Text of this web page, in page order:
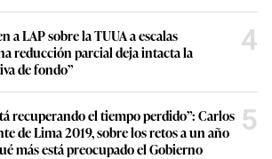
a LAP sobre la TUUA a escalas
reducción parcial deja intacta la
de fondo”
4
recuperando el tiempo perdido”: Carlos
de Lima 2019, sobre los retos a un año
más está preocupado el Gobierno
5